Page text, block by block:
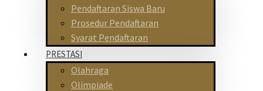
Pendaftaran Siswa Baru
Prosedur Pendaftaran
Syarat Pendaftaran
PRESTASI
Olahraga
Olimpiade